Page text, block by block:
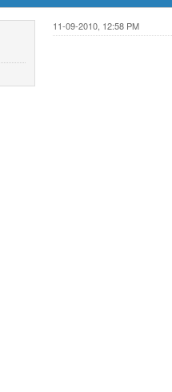
11-09-2010, 12:58 PM